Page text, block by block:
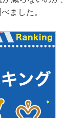
ました。